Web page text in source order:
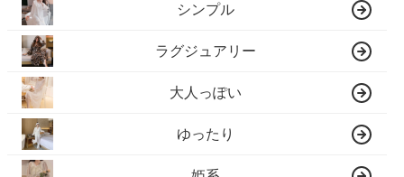
シンプル
ラグジュアリー
大人っぽい
ゆったり